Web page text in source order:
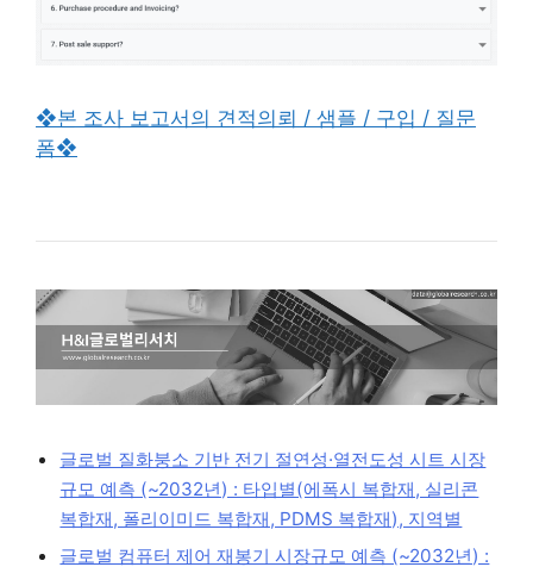
❖본 조사 보고서의 견적의뢰 / 샘플 / 구입 / 질문
폼❖
글로벌 질화붕소 기반 전기 절연성·열전도성 시트 시장
규모 예측 (~2032년) : 타입별(에폭시 복합재, 실리콘
복합재, 폴리이미드 복합재, PDMS 복합재), 지역별
글로벌 컴퓨터 제어 재봉기 시장규모 예측 (~2032년) :